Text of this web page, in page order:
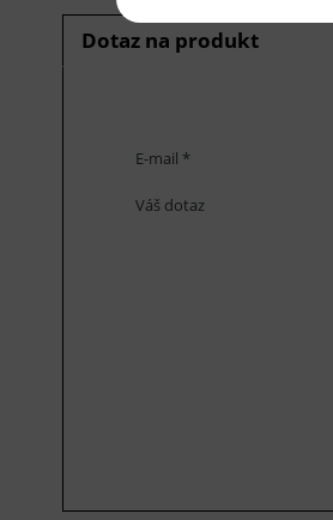
Dotaz na produkt
E-mail *
Váš dotaz